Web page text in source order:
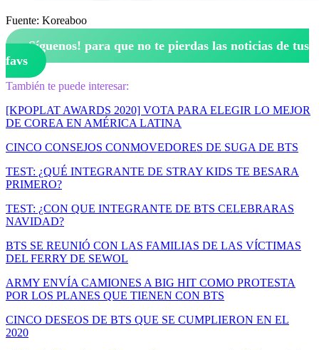
Fuente: Koreaboo
¡Síguenos! para que no te pierdas las noticias de tus
favs
También te puede interesar:
[KPOPLAT AWARDS 2020] VOTA PARA ELEGIR LO MEJOR
DE COREA EN AMÉRICA LATINA
CINCO CONSEJOS CONMOVEDORES DE SUGA DE BTS
TEST: ¿QUÉ INTEGRANTE DE STRAY KIDS TE BESARA
PRIMERO?
TEST: ¿CON QUE INTEGRANTE DE BTS CELEBRARAS
NAVIDAD?
BTS SE REUNIÓ CON LAS FAMILIAS DE LAS VÍCTIMAS
DEL FERRY DE SEWOL
ARMY ENVÍA CAMIONES A BIG HIT COMO PROTESTA
POR LOS PLANES QUE TIENEN CON BTS
CINCO DESEOS DE BTS QUE SE CUMPLIERON EN EL
2020